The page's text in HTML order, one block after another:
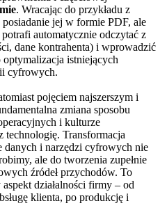
. Wracając do przykładu z
jej w formie PDF, ale
automatycznie odczytać z
dane kontrahenta) i wprowadzić
istniejących
cyfrowych.
pojęciem najszerszym i
zmiana sposobu
i kulturze
technologię. Transformacja
danych i narzędzi cyfrowych nie
ale do tworzenia zupełnie
źródeł przychodów. To
działalności firmy – od
klienta, po produkcję i